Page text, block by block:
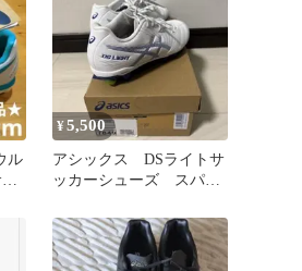
ル
¥5,500
アシックス DSライトサ
ッカーシューズ スパイ
20.0cm